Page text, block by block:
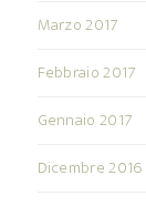
Marzo 2017
Febbraio 2017
Gennaio 2017
Dicembre 2016